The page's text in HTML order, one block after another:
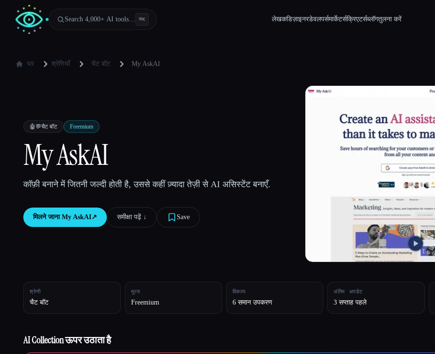
Search 4,000+ AI tools… ⌘K लेखकडिज़ाइनरडेवलपर्समार्केटर्सक्रिएटर्सब्लॉगतुलना करें
घर श्रेणियाँ चैट बॉट My AskAI
🤖💬चैट बॉट Freemium
My AskAI
कॉफ़ी बनाने में जितनी जल्दी होती है, उससे कहीं ज़्यादा तेज़ी से AI असिस्टेंट बनाएँ.
मिलने जाना My AskAI↗︎ समीक्षा पढ़ें ↓︎ Save
श्रेणी
चैट बॉट
मूल्य
Freemium
विकल्प
6 समान उपकरण
अंतिम अपडेट
3 सप्ताह पहले
AI Collection ऊपर उठाता है